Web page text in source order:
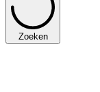
Zoeken